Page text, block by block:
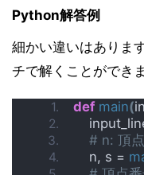
Python解答例
細かい違いはありま
チで解くことができま
def main(
# n: 頂
    n, s =